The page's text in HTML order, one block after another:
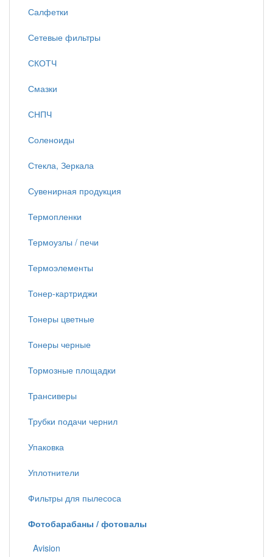
Салфетки
Сетевые фильтры
СКОТЧ
Смазки
СНПЧ
Соленоиды
Стекла, Зеркала
Сувенирная продукция
Термопленки
Термоузлы / печи
Термоэлементы
Тонер-картриджи
Тонеры цветные
Тонеры черные
Тормозные площадки
Трансиверы
Трубки подачи чернил
Упаковка
Уплотнители
Фильтры для пылесоса
Фотобарабаны / фотовалы
Avision